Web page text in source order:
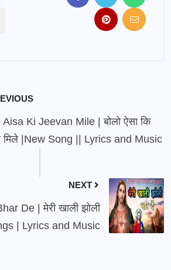
Aisa Ki Jeevan Mile | बोलो ऐसा कि
मिले |New Song || Lyrics and Music
NEXT
De | मेरी खाली झोली
| Lyrics and Music